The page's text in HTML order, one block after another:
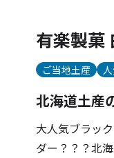
有楽製菓
ご当地土産
北海道土産
大人気ブラッ
ダー？？？北